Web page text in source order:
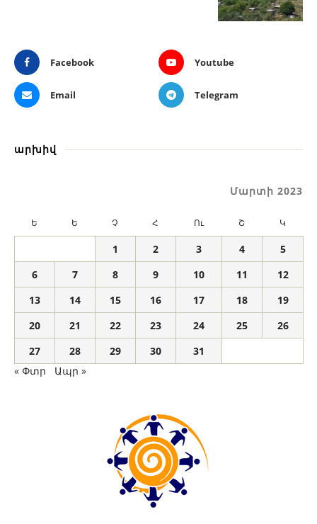
Facebook Youtube
Email Telegram
արխիվ
Մարտի 2023
Ե Ե Չ Հ Ու Շ Կ
1 2 3 4
5
6
7 8 9 10 11
12
13
14 15 16 17 18
19
20
21 22 23 24 25
26
27
28 29 30
31
« Փտր
Ապր »